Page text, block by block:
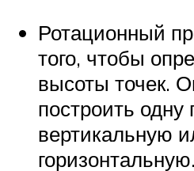
Ротационный
того, чтобы
высоты точек.
построить одну
вертикальную